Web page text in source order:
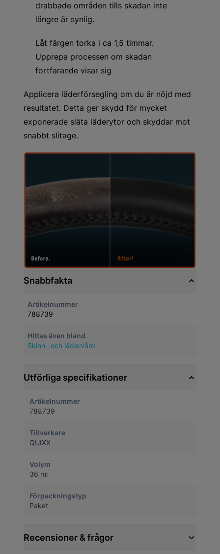
drabbade områden tills skadan inte
längre är synlig.
Låt färgen torka i ca 1,5 timmar.
Upprepa processen om skadan
fortfarande visar sig
Applicera läderförsegling om du är nöjd med
resultatet. Detta ger skydd för mycket
exponerade släta läderytor och skyddar mot
snabbt slitage.
Snabbfakta
Artikelnummer
788739
Hittas även bland
Skinn– och lädervård
Utförliga specifikationer
Artikelnummer
788739
Tillverkare
QUIXX
Volym
36 ml
Förpackningstyp
Paket
Recensioner & frågor